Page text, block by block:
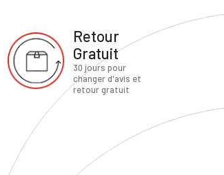
Retour
Gratuit
30 jours pour
changer d'avis et
retour gratuit